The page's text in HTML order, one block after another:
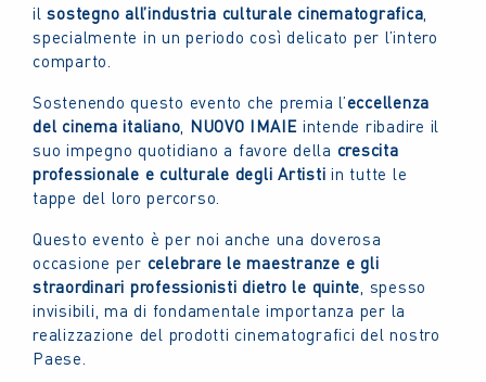
ilsostegno all’industria culturale cinematografica
specialmente in un periodo così delicato per l’intero
comparto.
Sostenendo questo evento che premia l’eccellenza
del cinema italiano NUOVO IMAIE intende ribadire il
suo impegno quotidiano a favore della crescita
professionale e culturale degli Artisti in tutte le
tappe del loro percorso.
Questo evento è per noi anche una doverosa
occasione per celebrare le maestranze e gli
straordinari professionisti dietro le quinte , spesso
invisibili, ma di fondamentale importanza per la
realizzazione del prodotti cinematografici del nostro
Paese.